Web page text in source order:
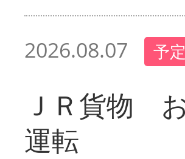
2026.08.07 予
ＪＲ貨物
運転